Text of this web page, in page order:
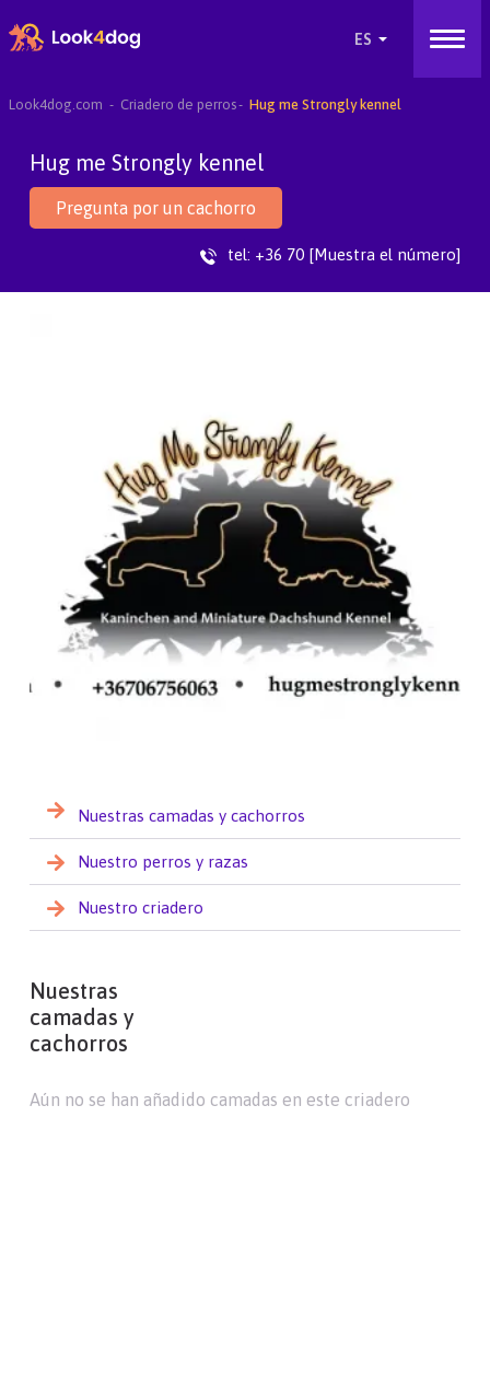
Look4dog.com Criadero de perros Hug me Strongly kennel
Hug me Strongly kennel
Pregunta por un cachorro
tel: +36 70 [Muestra el número]
Nuestras camadas y cachorros
Nuestro perros y razas
Nuestro criadero
Nuestras
camadas y
cachorros
Aún no se han añadido camadas en este criadero